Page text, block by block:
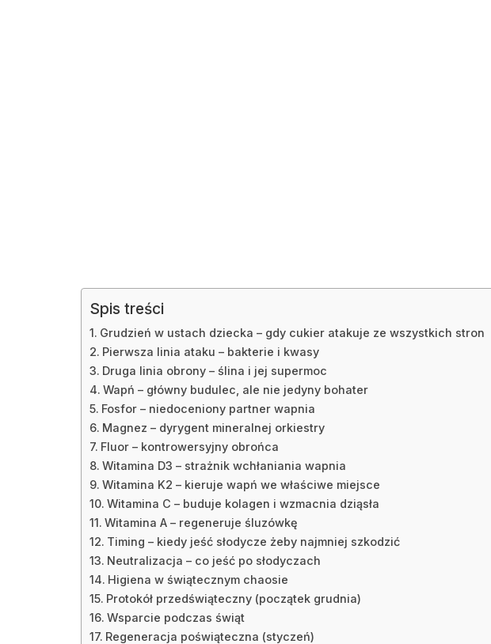
Spis treści
Grudzień w ustach dziecka – gdy cukier atakuje ze wszystkich stron
Pierwsza linia ataku – bakterie i kwasy
Druga linia obrony – ślina i jej supermoc
Wapń – główny budulec, ale nie jedyny bohater
Fosfor – niedoceniony partner wapnia
Magnez – dyrygent mineralnej orkiestry
Fluor – kontrowersyjny obrońca
Witamina D3 – strażnik wchłaniania wapnia
Witamina K2 – kieruje wapń we właściwe miejsce
Witamina C – buduje kolagen i wzmacnia dziąsła
Witamina A – regeneruje śluzówkę
Timing – kiedy jeść słodycze żeby najmniej szkodzić
Neutralizacja – co jeść po słodyczach
Higiena w świątecznym chaosie
Protokół przedświąteczny (początek grudnia)
Wsparcie podczas świąt
Regeneracja poświąteczna (styczeń)